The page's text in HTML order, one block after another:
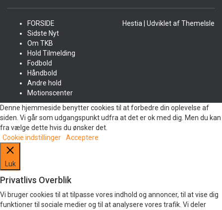
FORSIDE
Sidste Nyt
Om TKB
Hold Tilmelding
Fodbold
Håndbold
Andre hold
Motionscenter
Hestia | Udviklet afThemeIsle
Denne hjemmeside benytter cookies til at forbedre din oplevelse af
siden. Vi går som udgangspunkt udfra at det er ok med dig. Men du kan
fra vælge dette hvis du ønsker det.
Cookie indstillinger
Acceptere
Luk
Privatlivs Overblik
Vi bruger cookies til at tilpasse vores indhold og annoncer, til at vise dig
funktioner til sociale medier og til at analysere vores trafik. Vi deler